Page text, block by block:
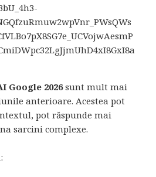
Google 2026sunt mult mai
anterioare. Acestea pot
pot răspunde mai
sarcini complexe.